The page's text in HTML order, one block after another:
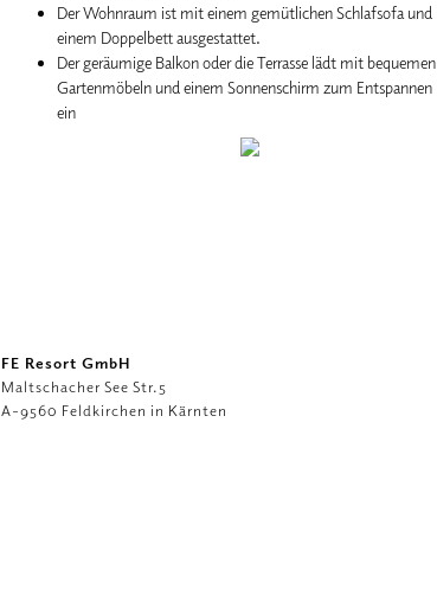
Der Wohnraum ist mit einem gemütlichen Schlafsofa und
einem Doppelbett ausgestattet.
Der geräumige Balkon oder die Terrasse lädt mit bequemen
Gartenmöbeln und einem Sonnenschirm zum Entspannen
ein
FE Resort GmbH
Maltschacher See Str.5
A-9560 Feldkirchen in Kärnten